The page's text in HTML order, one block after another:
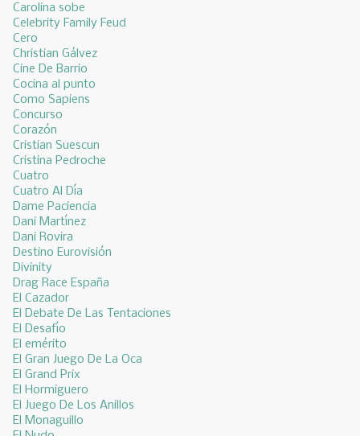
Carolina sobe
Celebrity Family Feud
Cero
Christian Gálvez
Cine De Barrio
Cocina al punto
Como Sapiens
Concurso
Corazón
Cristian Suescun
Cristina Pedroche
Cuatro
Cuatro Al Día
Dame Paciencia
Dani Martínez
Dani Rovira
Destino Eurovisión
Divinity
Drag Race España
El Cazador
El Debate De Las Tentaciones
El Desafío
El emérito
El Gran Juego De La Oca
El Grand Prix
El Hormiguero
El Juego De Los Anillos
El Monaguillo